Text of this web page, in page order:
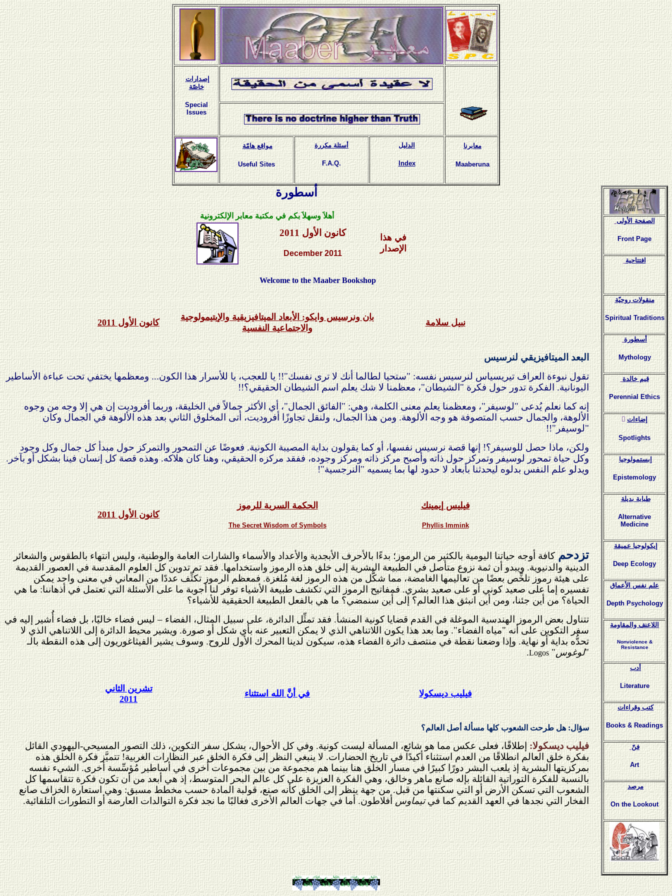
إصدارات
خاصّة
Special
Issues
مواقع هامّة
Useful Sites
أسئلة مكررة
F.A.Q.
الدليل
Index
معابرنا
Maaberuna
أسطورة
أهلاَ وسهلاَ بكم في مكتبة معابر الإلكترونية
كانون الأول201
1
December 2011
في هذا
الإصدار
Welcome to the Maaber Bookshop
كانون الأول 2011
بان ونرسيس وايكو: الأبعاد الميتافيزيقية والإيتيمولوجية
والاجتماعية النفسية
نبيل سلامة
البعد الميتافيزيقي لنرسيس
تقول نبوءة العراف تيريسياس لنرسيس نفسه: "ستحيا لطالما أنك لا ترى نفسك"!! يا للعجب، يا للأسرار هذا الكون... ومعظمها يختفي تحت عباءة الأساطير
اليونانية. الفكرة تدور حول فكرة "الشيطان"، معظمنا لا شك يعلم اسم الشيطان الحقيقي؟!!
إنه كما نعلم يُدعى "لوسيفر"، ومعظمنا يعلم معنى الكلمة، وهي: "الفائق الجمال"، أي الأكثر جمالاً في الخليقة، وربما أفروديت إن هي إلا وجه من وجوه
الألوهة، والجمال حسب المتصوفة هو وجه الألوهة. ومن هذا الجمال، ولنقل تجاوزًا أفروديت، أتى المخلوق الثاني بعد هذه الألوهة في الجمال وكان
"لوسيفر"!!
ولكن، ماذا حصل للوسيفر؟! إنها قصة نرسيس نفسها، أو كما يقولون بداية المصيبة الكونية. فعوضًا عن التمحور والتمركز حول مبدأ كل جمال وكل وجود
وكل حياة تمحور لوسيفر وتمركز حول ذاته وأصبح مركز ذاته ومركز وجوده، ففقد مركزه الحقيقي، وهنا كان هلاكه. وهذه قصة كل إنسان فينا بشكل أو بآخر.
ويدلو علم النفس بدلوه ليحدثنا بأبعاد لا حدود لها بما يسميه "النرجسية"!
كانون الأول 2011
الحكمة السرية للرموز
The Secret Wisdom of Symbols
فيليس إيمينك
Phyllis Immink
تزدحم كافة أوجه حياتنا اليومية بالكثير من الرموز؛ بدءًا بالأحرف الأبجدية والأعداد والأسماء والشارات العامة والوطنية، وليس انتهاء بالطقوس والشعائر
الدينية والدنيوية. ويبدو أن ثمة نزوع متأصل في الطبيعة البشرية إلى خلق هذه الرموز واستخدامها. فقد تم تدوين كل العلوم المقدسة في العصور القديمة
على هيئة رموز تلخِّص بعضًا من تعاليمها الغامضة، مما شكَّل من هذه الرموز لغة مُلغزة. فمعظم الرموز تكثِّف عددًا من المعاني في معنى واحد يمكن
تفسيره إما على صعيد كوني أو على صعيد بشري. فمفاتيح الرموز التي تكشف طبيعة الأشياء توفر لنا أجوبة ما على الأسئلة التي تعتمل في أذهاننا: ما هي
الحياة؟ من أين جئنا، ومن أين انبثق هذا العالم؟ إلى أين سنمضي؟ ما هي بالفعل الطبيعة الحقيقية للأشياء؟
تتناول بعض الرموز الهندسية الموغلة في القدم قضايا كونية المنشأ. فقد تمثِّل الدائرة، على سبيل المثال، الفضاء – ليس فضاء خاليًا، بل فضاء أُشير إليه في
سفر التكوين على أنه "مياه الفضاء". وما بعد هذا يكون اللاتناهي الذي لا يمكن التعبير عنه بأي شكل أو صورة. ويشير محيط الدائرة إلى اللاتناهي الذي لا
تحدُّه بداية أو نهاية. وإذا وضعنا نقطة في منتصف دائرة الفضاء هذه، سيكون لدينا المحرك الأول للروح. وسوف يشير الفيثاغوريون إلى هذه النقطة بالـ
"لوغوس"
Logos
.
تشرين الثاني
2011
في أنَّ الله استثناء فيليب ديسكولا
سؤال: هل طرحت الشعوب كلها مسألة أصل العالم؟
فيليب ديسكولا: إطلاقًا، فعلى عكس مما هو شائع، المسألة ليست كونية. وفي كل الأحوال، يشكل سفر التكوين، ذلك التصور المسيحي-اليهودي القائل
بفكرة خلق العالم انطلاقًا من العدم استثناء أكيدًا في تاريخ الحضارات. لا ينبغي النظر إلى فكرة الخلق عبر النظارات الغربية! تتميَّز فكرة الخلق هذه
بمركزيتها البشرية إذ يلعب البشر دورًا كبيرًا في مسار الخلق هنا بينما هم مجموعة من بين مجموعات أخرى في أساطير مُؤسِّسة أخرى. الشيء نفسه
بالنسبة للفكرة التوراتية القائلة بإله صانع ماهر وخالق، وهي الفكرة العزيزة على كل عالم البحر المتوسط، إذ هي أبعد من أن تكون فكرة تتقاسمها كل
الشعوب التي تسكن الأرض أو التي سكنتها من قبل. من جهة ينظر إلى الخلق كأنه صنع، قولبة المادة حسب مخطط مسبق: وهي استعارة الخزاف صانع
الفخار التي نجدها في العهد القديم كما فيتيماوسأفلاطون. أما في جهات العالم الأخرى فغالبًا ما نجد فكرة التوالدات العارضة أو التطورات التلقائية.
الصفحة الأولى
Front Page
افتتاحية
منقولات روحيّة
Spiritual Traditions
أسطورة
Mythology
قيم خالدة
Perennial Ethics
ٍإضاءات
Spotlights
إبستمولوجيا
Epistemology
طبابة بديلة
Alternative
Medicine
إيكولوجيا عميقة
Deep Ecology
علم نفس الأعماق
Depth Psychology
اللاعنف والمقاومة
Nonviolence &
Resistance
أدب
Literature
كتب وقراءات
Books & Readings
فنّ
Art
مرصد
On the Lookout